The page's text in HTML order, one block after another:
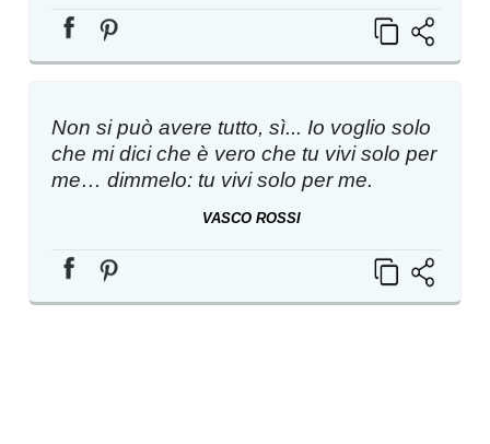
Non si può avere tutto, sì... Io voglio solo
che mi dici che è vero che tu vivi solo per
me… dimmelo: tu vivi solo per me.
VASCO ROSSI